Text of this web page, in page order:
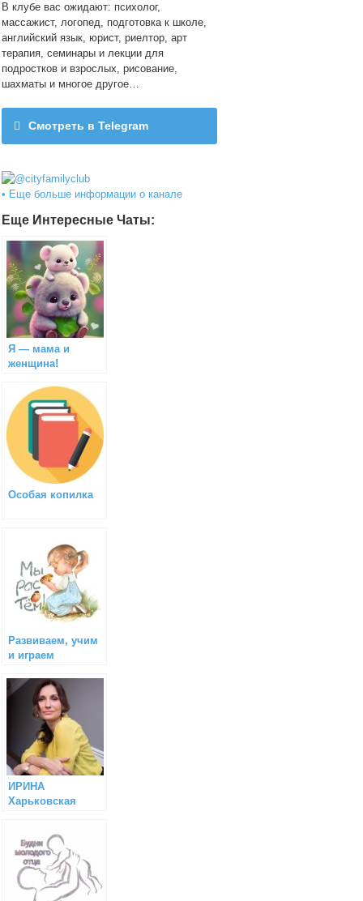
В клубе вас ожидают: психолог,
массажист, логопед, подготовка к школе,
английский язык, юрист, риелтор, арт
терапия, семинары и лекции для
подростков и взрослых, рисование,
шахматы и многое другое…
Смотреть в Telegram
• Еще больше информации о канале
Еще Интересные Чаты:
Я — мама и
женщина!
Особая копилка
Развиваем, учим
и играем
ИРИНА
Харьковская